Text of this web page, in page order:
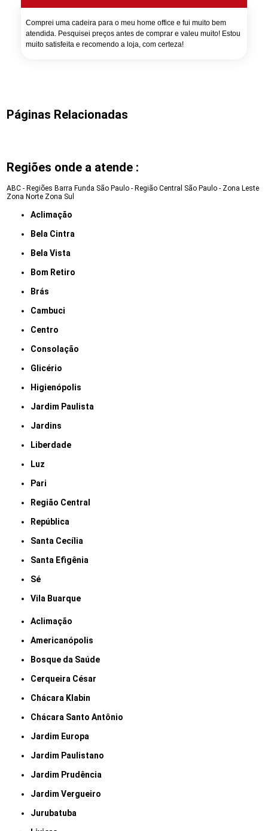
Comprei uma cadeira para o meu home office e fui muito bem
atendida. Pesquisei preços antes de comprar e valeu muito! Estou
muito satisfeita e recomendo a loja, com certeza!
Páginas Relacionadas
Regiões onde a atende :
ABC - Regiões Barra Funda São Paulo - Região Central São Paulo - Zona Leste
Zona Norte Zona Sul
Aclimação
Bela Cintra
Bela Vista
Bom Retiro
Brás
Cambuci
Centro
Consolação
Glicério
Higienópolis
Jardim Paulista
Jardins
Liberdade
Luz
Pari
Região Central
República
Santa Cecília
Santa Efigênia
Sé
Vila Buarque
Aclimação
Americanópolis
Bosque da Saúde
Cerqueira César
Chácara Klabin
Chácara Santo Antônio
Jardim Europa
Jardim Paulistano
Jardim Prudência
Jardim Vergueiro
Jurubatuba